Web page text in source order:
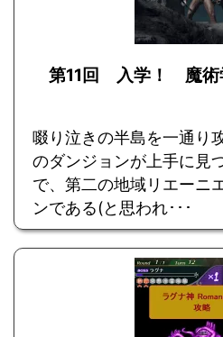
第11回 入学！ 魔術
啜り泣きの半島を一通り
のダンジョンが上手に見
で、第二の地域リエーニ
ンである(と思われ･･･